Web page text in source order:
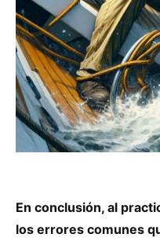
En conclusión, al
los errores comunes